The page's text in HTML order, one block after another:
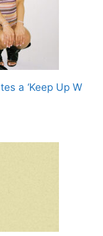
a ‘Keep Up W